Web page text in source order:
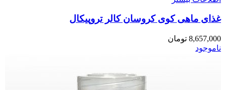
غذای ماهی کوی کروسان کالر تروپیکال
8,657,000 تومان
ناموجود